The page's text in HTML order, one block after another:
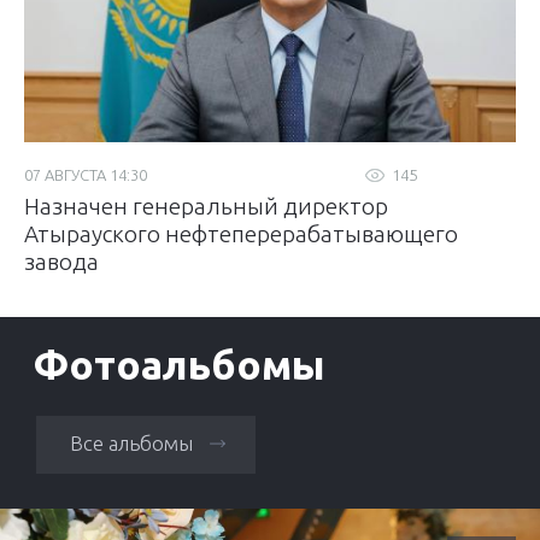
145
07 АВГУСТА 14:30
Назначен генеральный директор
Атырауского нефтеперерабатывающего
завода
Фотоальбомы
Все альбомы